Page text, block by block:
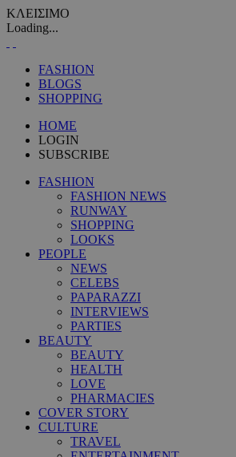
ΚΛΕΙΣΙΜΟ
Loading...
FASHION
BLOGS
SHOPPING
HOME
LOGIN
SUBSCRIBE
FASHION
FASHION NEWS
RUNWAY
SHOPPING
LOOKS
PEOPLE
NEWS
CELEBS
PAPARAZZI
INTERVIEWS
PARTIES
BEAUTY
BEAUTY
HEALTH
LOVE
PHARMACIES
COVER STORY
CULTURE
TRAVEL